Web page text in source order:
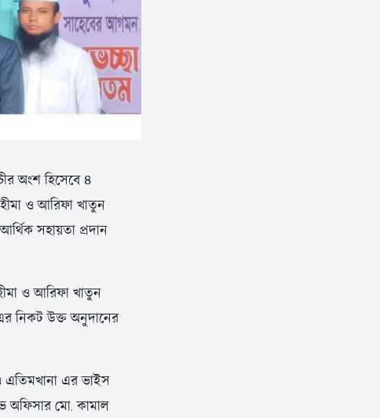
অংশ হিসেবে ৪
ও আরিফা খাতুন
সহায়তা প্রদান
ও আরিফা খাতুন
নিকট উক্ত অনুদানের
এতিমখানা এর ভাইস
অফিসার মো. কামাল